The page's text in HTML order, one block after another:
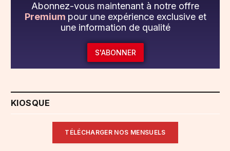
Abonnez-vous maintenant à notre offre
Premium pour une expérience exclusive et
une information de qualité
S'ABONNER
KIOSQUE
TÉLÉCHARGER NOS MENSUELS